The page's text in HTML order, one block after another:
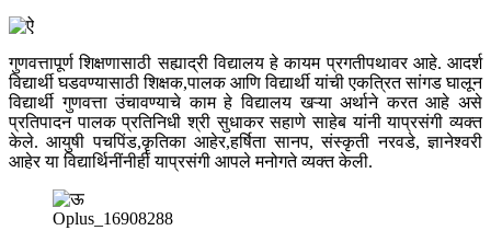
गुणवत्तापूर्ण शिक्षणासाठी सह्याद्री विद्यालय हे कायम प्रगतीपथावर आहे. आदर्श
विद्यार्थी घडवण्यासाठी शिक्षक,पालक आणि विद्यार्थी यांची एकत्रित सांगड घालून
विद्यार्थी गुणवत्ता उंचावण्याचे काम हे विद्यालय खऱ्या अर्थाने करत आहे असे
प्रतिपादन पालक प्रतिनिधी श्री सुधाकर सहाणे साहेब यांनी याप्रसंगी व्यक्त
केले. आयुषी पचपिंड,कॄतिका आहेर,हर्षिता सानप, संस्कृती नरवडे, ज्ञानेश्वरी
आहेर या विद्यार्थिनींनीही याप्रसंगी आपले मनोगते व्यक्त केली.
Oplus_16908288